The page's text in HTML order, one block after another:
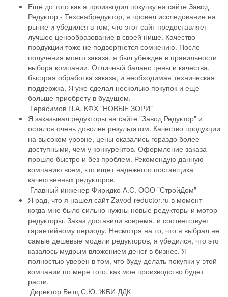
Ещё до того как я производил покупку на сайте Завод
Редуктор - Техснабредуктор, я провел исследование на
рынке и убедился в том, что этот сайт предоставляет
лучшее ценообразование в своей нише. Качество
продукции тоже не подвергнется сомнению. После
получения моего заказа, я был убежден в правильности
выбора компании. Отличный баланс цены и качества,
быстрая обработка заказа, и необходимая техническая
поддержка. Я уже сделал несколько покупок и еще
больше приобрету в будущем.
Герасимов П.А. КФХ "НОВЫЕ ЗОРИ"
Я заказывал редукторы на сайте "Завод Редуктор" и
остался очень доволен результатом. Качество продукции
на высоком уровне, цены оказались гораздо более
доступными, чем у конкурентов. Оформление заказа
прошло быстро и без проблем. Рекомендую данную
компанию всем, кто ищет надежного поставщика
качественных редукторов.
Главный инженер Фиридко А.С. ООО "СтройДом"
Я рад, что я нашел сайт Zavod-reductor.ru в момент
когда мне было сильно нужны новые редукторы и мотор-
редукторы. Заказ доставили вовремя, и соответствует
гарантийному периоду. Несмотря на то, что я выбрал не
самые дешевые модели редукторов, я убедился, что это
казалось мудрым вложением денег в бизнес. Я
полностью уверен в том, что буду делать покупки у этой
компании по мере того, как мое производство будет
расти.
Директор Бетц С.Ю. ЖБИ ДДК